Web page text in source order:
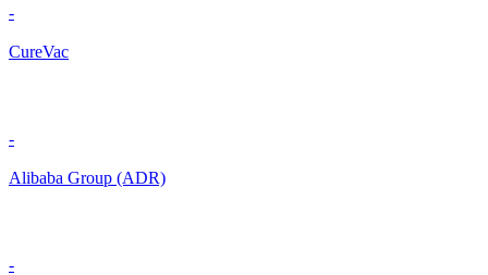
-
CureVac
-
Alibaba Group (ADR)
-